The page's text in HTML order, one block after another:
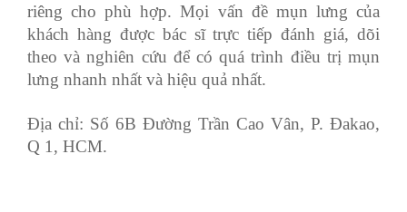
riêng cho phù hợp. Mọi vấn đề mụn lưng của
khách hàng được bác sĩ trực tiếp đánh giá, dõi
theo và nghiên cứu để có quá trình điều trị mụn
lưng nhanh nhất và hiệu quả nhất.
Địa chỉ: Số 6B Đường Trần Cao Vân, P. Đakao,
Q 1, HCM.